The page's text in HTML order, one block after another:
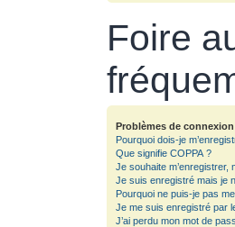
Foire
Problèmes de
Pourquoi dois-je
Que signifie COPPA ?
Je souhaite m’enregistrer,
Je suis enregistré mais je
Pourquoi ne puis-je pas
Je me suis enregistré par
J’ai perdu mon mot de